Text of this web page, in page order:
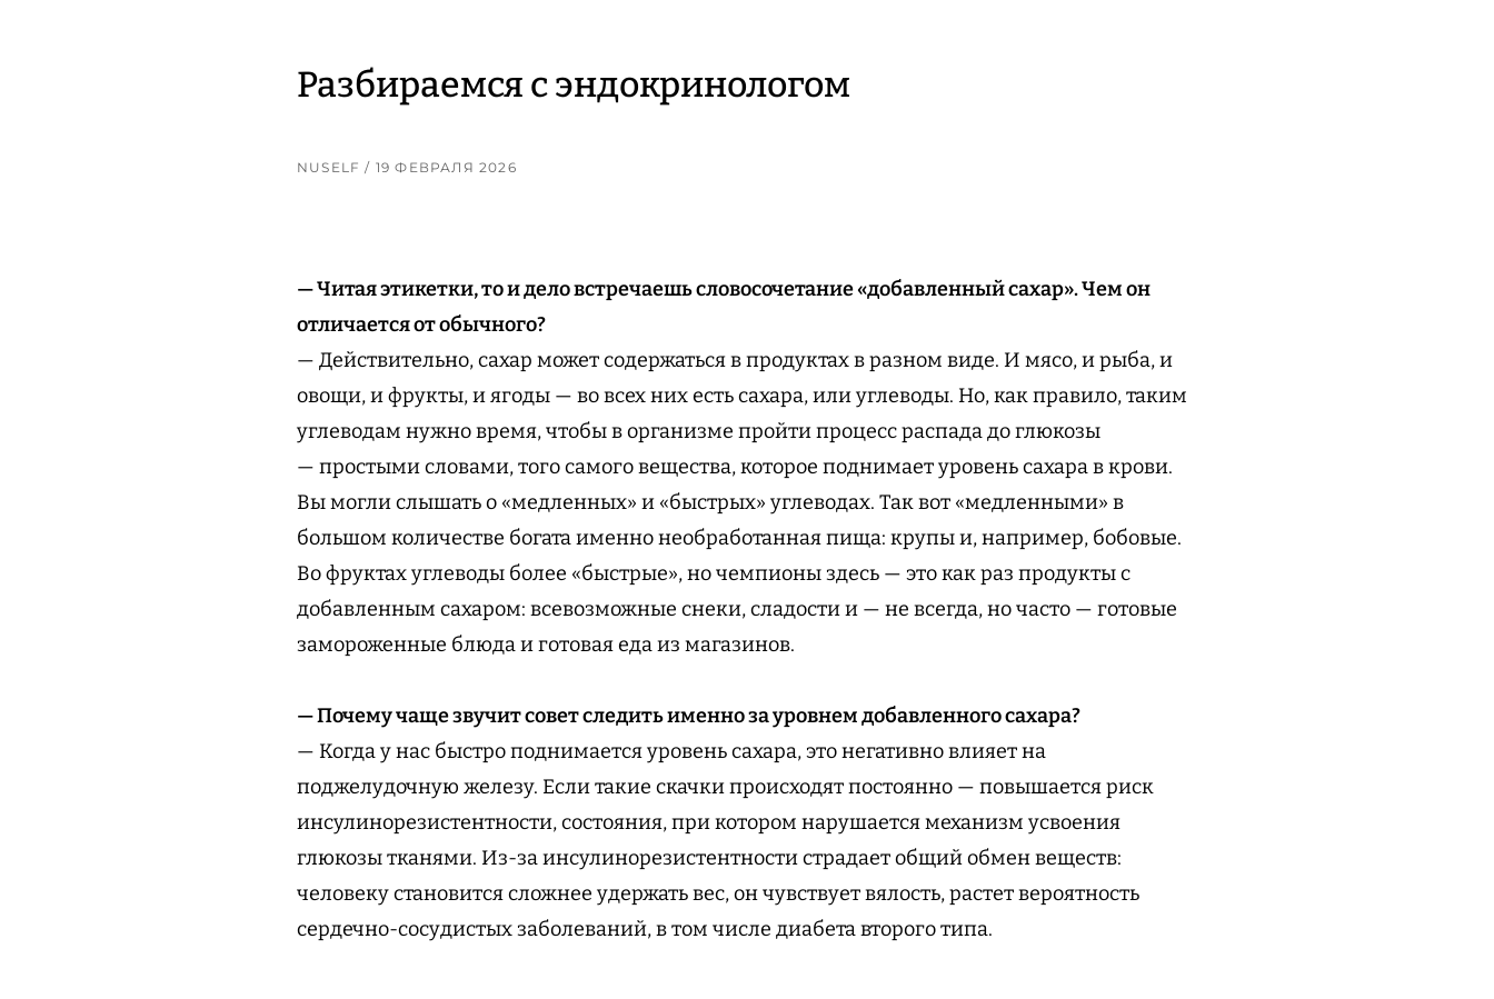
Разбираемся с эндокринологом
NUSELF/ 19 ФЕВРАЛЯ 2026
— Читая этикетки, то и дело встречаешь словосочетание «добавленный сахар». Чем он
отличается от обычного?
— Действительно, сахар может содержаться в продуктах в разном виде. И мясо, и рыба, и
овощи, и фрукты, и ягоды — во всех них есть сахара, или углеводы. Но, как правило, таким
углеводам нужно время, чтобы в организме пройти процесс распада до глюкозы
— простыми словами, того самого вещества, которое поднимает уровень сахара в крови.
Вы могли слышать о «медленных» и «быстрых» углеводах. Так вот «медленными» в
большом количестве богата именно необработанная пища: крупы и, например, бобовые.
Во фруктах углеводы более «быстрые», но чемпионы здесь — это как раз продукты с
добавленным сахаром: всевозможные снеки, сладости и — не всегда, но часто — готовые
замороженные блюда и готовая еда из магазинов.
— Почему чаще звучит совет следить именно за уровнем добавленного сахара?
— Когда у нас быстро поднимается уровень сахара, это негативно влияет на
поджелудочную железу. Если такие скачки происходят постоянно — повышается риск
инсулинорезистентности, состояния, при котором нарушается механизм усвоения
глюкозы тканями. Из-за инсулинорезистентности страдает общий обмен веществ:
человеку становится сложнее удержать вес, он чувствует вялость, растет вероятность
сердечно-сосудистых заболеваний, в том числе диабета второго типа.